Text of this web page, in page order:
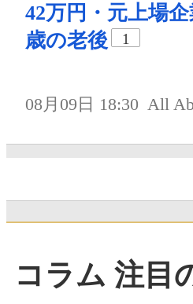
42万円・元上場
歳の老後
1
08月09日 18:30 All
コラム 注目